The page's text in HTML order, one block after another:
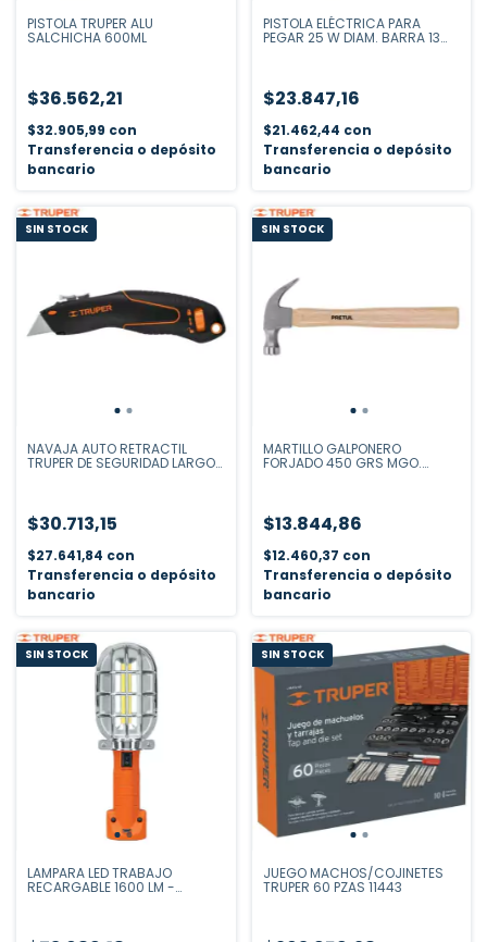
PISTOLA TRUPER ALU
SALCHICHA 600ML
$36.562,21
$32.905,99 con
Transferencia o depósito
bancario
PISTOLA ELÉCTRICA PARA
PEGAR 25 W DIAM. BARRA 13
$23.847,16
$21.462,44 con
Transferencia o depósito
bancario
SIN STOCK
NAVAJA AUTO RETRACTIL
TRUPER DE SEGURIDAD LARGO
$30.713,15
$27.641,84 con
Transferencia o depósito
bancario
SIN STOCK
MARTILLO GALPONERO
FORJADO 450 GRS MGO.
$13.844,86
$12.460,37 con
Transferencia o depósito
bancario
SIN STOCK
LAMPARA LED TRABAJO
RECARGABLE 1600 LM -
SIN STOCK
JUEGO MACHOS/COJINETES
TRUPER 60 PZAS 11443